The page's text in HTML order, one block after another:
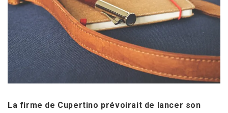
La firme de Cupertino prévoirait de lancer son